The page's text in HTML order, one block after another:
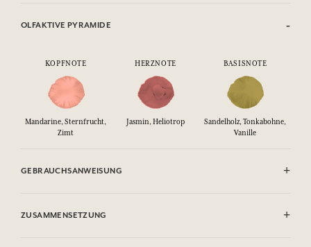
OLFAKTIVE PYRAMIDE
KOPFNOTE HERZNOTE BASISNOTE
Mandarine, Sternfrucht,
Zimt
Jasmin, Heliotrop
Sandelholz, Tonkabohne,
Vanille
GEBRAUCHSANWEISUNG
.ZUSAMMENSETZUNG